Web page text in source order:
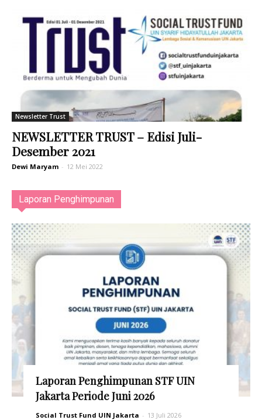
Newsletter Trust
NEWSLETTER TRUST – Edisi Juli-
Desember 2021
Dewi Maryam - 12 Mei 2022
Laporan Penghimpunan
Laporan Penghimpunan STF UIN
Jakarta Periode Juni 2026
Social Trust Fund UIN Jakarta - 13 Juli 2026